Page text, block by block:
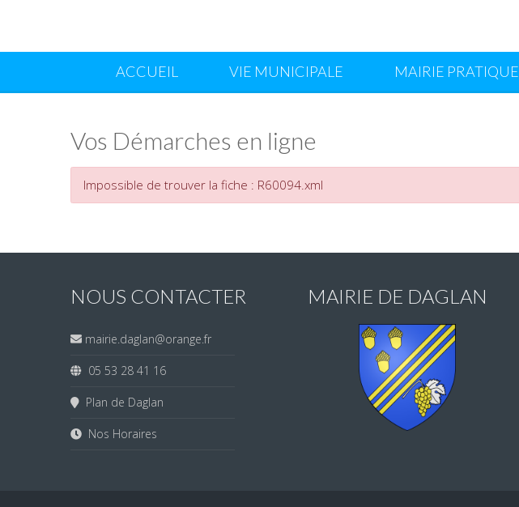
ACCUEIL VIE MUNICIPALE MAIRIE PRATIQUE
Vos Démarches en ligne
Impossible de trouver la fiche : R60094.xml
NOUS CONTACTER
mairie.daglan@orange.fr
05 53 28 41 16
Plan de Daglan
Nos Horaires
MAIRIE DE DAGLAN